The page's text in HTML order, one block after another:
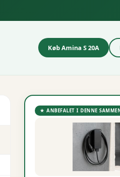
KøbAmina S 20A
★ ANBEFALET I DENNE